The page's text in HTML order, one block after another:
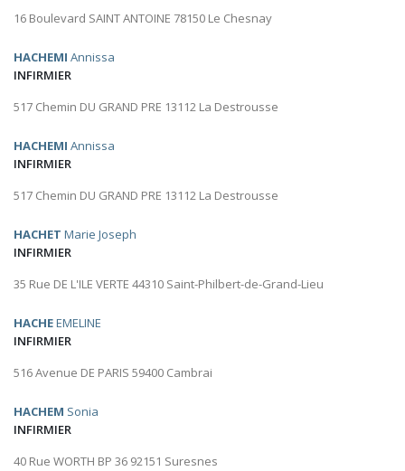
16 Boulevard SAINT ANTOINE 78150 Le Chesnay
HACHEMI Annissa
INFIRMIER
517 Chemin DU GRAND PRE 13112 La Destrousse
HACHEMI Annissa
INFIRMIER
517 Chemin DU GRAND PRE 13112 La Destrousse
HACHET Marie Joseph
INFIRMIER
35 Rue DE L'ILE VERTE 44310 Saint-Philbert-de-Grand-Lieu
HACHEEMELINE
INFIRMIER
516 Avenue DE PARIS 59400 Cambrai
HACHEM Sonia
INFIRMIER
40 Rue WORTH BP 36 92151 Suresnes